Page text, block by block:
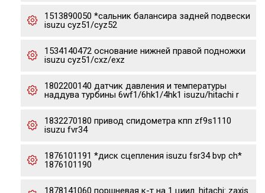
1513890050 *сальник балансира задней подвески
isuzu cyz51/cyz52
1534140472 основание нижней правой подножки
isuzu cyz51/cxz/exz
1802200140 датчик давления и температуры
наддува турбины 6wf1/6hk1/4hk1 isuzu/hitachi r
1832270180 привод спидометра кпп zf9s1110
isuzu fvr34
1876101191 *диск сцепления isuzu fsr34 bvp ch*
1876101190
1878141060 поршневая к-т на 1 циил. hitachi: zaxis